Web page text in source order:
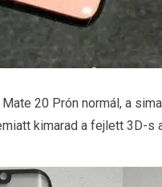
20 Prón normál, a
kimarad a fejlett 3D-s